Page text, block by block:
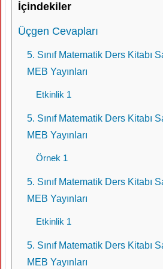
İçindekiler
Üçgen Cevapları
5. Sınıf Matematik Ders Kitabı
MEB Yayınları
Etkinlik 1
5. Sınıf Matematik Ders Kitabı
MEB Yayınları
Örnek 1
5. Sınıf Matematik Ders Kitabı
MEB Yayınları
Etkinlik 1
5. Sınıf Matematik Ders Kitabı
MEB Yayınları